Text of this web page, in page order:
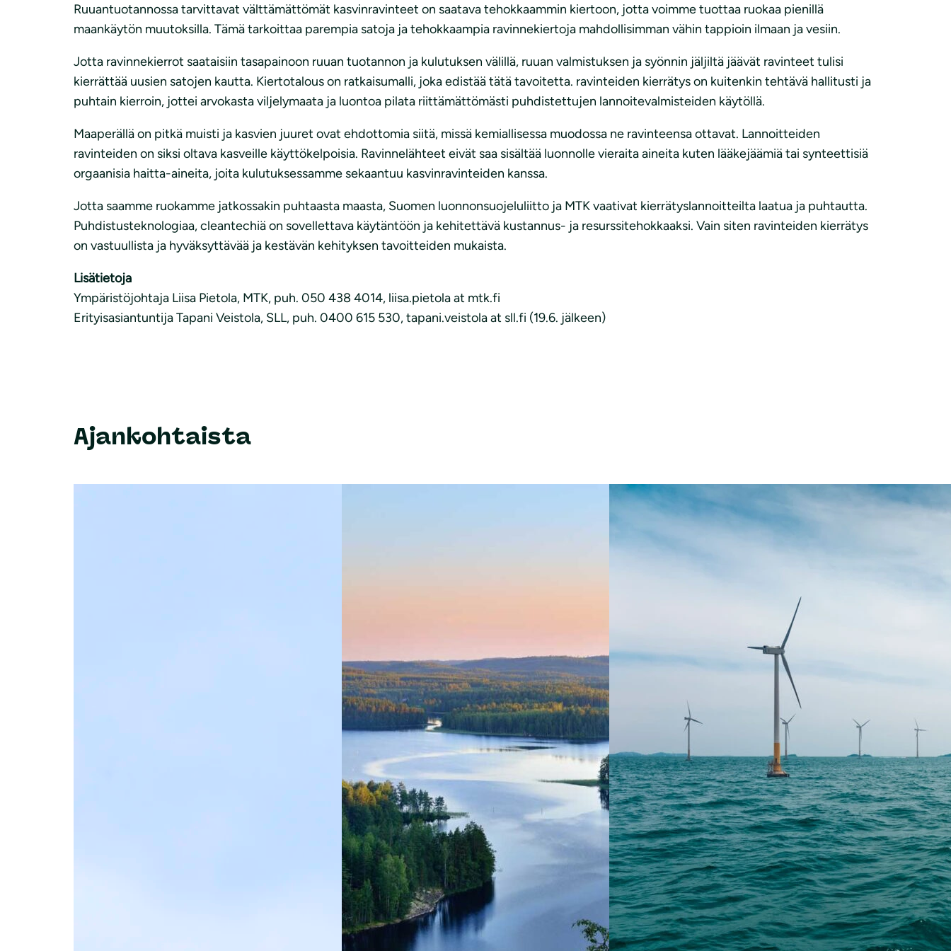
i
Ruuantuotannossa tarvittavat välttämättömät kasvinravinteet on saatava tehokkaammin kiertoon, jotta voimme tuottaa ruokaa pienillä
maankäytön muutoksilla. Tämä tarkoittaa parempia satoja ja tehokkaampia ravinnekiertoja mahdollisimman vähin tappioin ilmaan ja vesiin.
Jotta ravinnekierrot saataisiin tasapainoon ruuan tuotannon ja kulutuksen välillä, ruuan valmistuksen ja syönnin jäljiltä jäävät ravinteet tulisi
kierrättää uusien satojen kautta. Kiertotalous on ratkaisumalli, joka edistää tätä tavoitetta. ravinteiden kierrätys on kuitenkin tehtävä hallitusti ja
puhtain kierroin, jottei arvokasta viljelymaata ja luontoa pilata riittämättömästi puhdistettujen lannoitevalmisteiden käytöllä.
Maaperällä on pitkä muisti ja kasvien juuret ovat ehdottomia siitä, missä kemiallisessa muodossa ne ravinteensa ottavat. Lannoitteiden
ravinteiden on siksi oltava kasveille käyttökelpoisia. Ravinnelähteet eivät saa sisältää luonnolle vieraita aineita kuten lääkejäämiä tai synteettisiä
orgaanisia haitta-aineita, joita kulutuksessamme sekaantuu kasvinravinteiden kanssa.
Jotta saamme ruokamme jatkossakin puhtaasta maasta, Suomen luonnonsuojeluliitto ja MTK vaativat kierrätyslannoitteilta laatua ja puhtautta.
Puhdistusteknologiaa, cleantechiä on sovellettava käytäntöön ja kehitettävä kustannus- ja resurssitehokkaaksi. Vain siten ravinteiden kierrätys
on vastuullista ja hyväksyttävää ja kestävän kehityksen tavoitteiden mukaista.
Lisätietoja
Ympäristöjohtaja Liisa Pietola, MTK, puh. 050 438 4014, liisa.pietola at mtk.fi
Erityisasiantuntija Tapani Veistola, SLL, puh. 0400 615 530, tapani.veistola at sll.fi (19.6. jälkeen)
Ajankohtaista